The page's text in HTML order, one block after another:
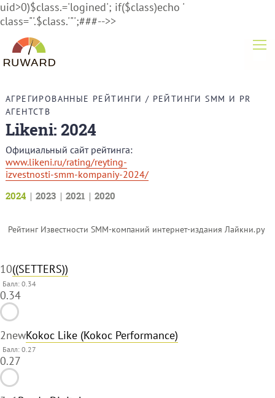
uid>0)$class.='logined'; if($class)echo '
class="'.$class.'"';###-->>
АГРЕГИРОВАННЫЕ РЕЙТИНГИ / РЕЙТИНГИ SMM И PR
АГЕНТСТВ
Likeni: 2024
Официальный сайт рейтинга:
www.likeni.ru/rating/reyting-
izvestnosti-smm-kompaniy-2024/
2024
2023 2021 2020
Рейтинг Известности SMM-компаний интернет-издания Лайкни.ру
10((SETTERS))
Балл: 0.34
0.34
2newKokoc Like (Kokoc Performance)
Балл: 0.27
0.27